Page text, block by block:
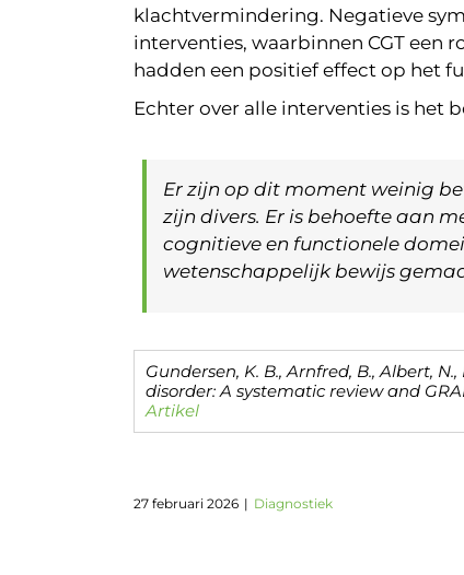
klachtvermindering. Negatieve
interventies, waarbinnen CGT een
hadden een positief effect op het
Echter over alle interventies is het
Er zijn op dit moment weinig
zijn divers. Er is behoefte aan
cognitieve en functionele
wetenschappelijk bewijs
Gundersen, K. B., Arnfred, B., Albert,
disorder: A systematic review and
Artikel
27 februari 2026 | Diagnostiek